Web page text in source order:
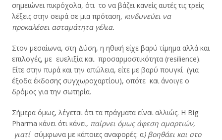
σημειώνει πικρόχολα, ότι το να βάζει κανείς αυτές τις τρείς
λέξεις στην σειρά σε μια πρόταση, κινδυνεύει να
προκαλέσει ασταμάτητα γέλια.
Στον μεσαίωνα, στη Δύση, η ηθική είχε βαρύ τίμημα αλλά και
επιλογές, με ευελιξία και προσαρμοστικότητα (resilience).
Είτε στην πυρά και την απώλεια, είτε με βαρύ πουγκί (για
έξοδα έκδοσης συγχωροχαρτίου), οπότε και άνοιγε ο
δρόμος για την σωτηρία.
Σήμερα όμως, λέγεται ότι τα πράγματα είναι αλλιώς. Η Βig
Ρharma κάνει ότι κάνει, παίρνει όμως άφεση αμαρτιών,
γιατί σύμφωνα με κάποιες αναφορές: α) βοηθάει και στο